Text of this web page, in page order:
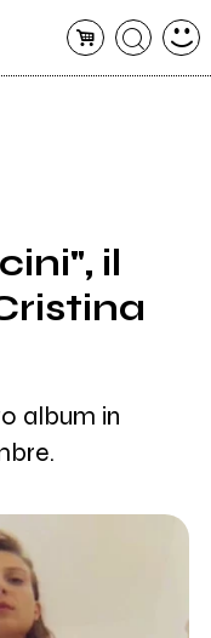
il
album in